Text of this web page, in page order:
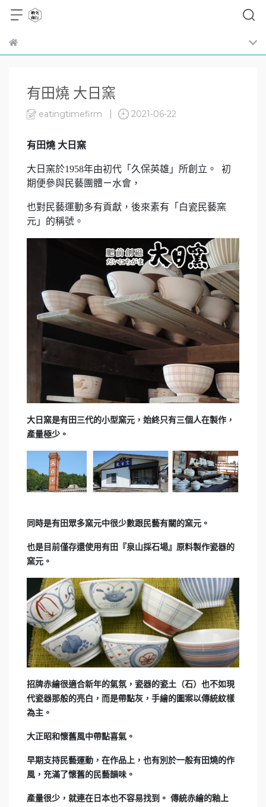
有田燒 大日窯
eatingtimefirm 2021-06-22
有田燒 大日窯
大日窯於1958年由初代「久保英雄」所創立。 初
期便參與民藝團體ㄧ水會，
也對民藝運動多有貢獻，後來素有「白瓷民藝窯
元」的稱號。
大日窯是有田三代的小型窯元，始終只有三個人在製作，
產量極少。
同時是有田眾多窯元中很少數跟民藝有關的窯元。
也是目前僅存還使用有田『泉山採石場』原料製作瓷器的
窯元。
招牌赤繪很適合新年的氣氛，瓷器的瓷土（石）也不如現
代瓷器那般的亮白，而是帶點灰，手繪的圖案以傳統紋樣
為主。
大正昭和懷舊風中帶點喜氣。
早期支持民藝運動，在作品上，也有別於一般有田燒的作
風，充滿了懷舊的民藝韻味。
產量很少，就連在日本也不容易找到。 傳統赤繪的釉上